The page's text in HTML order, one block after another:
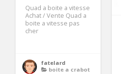
Quad a boite a vitesse
Achat / Vente Quad a
boite a vitesse pas
cher
fatelard
boite a crabot